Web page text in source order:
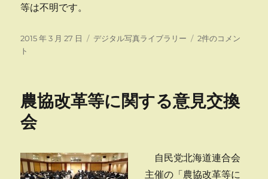
等は不明です。
投
稿
2015 年 3 月 27 日
カ
デジタル写真ライブラリー
月
へ
2件のコメン
ト
農協改革等に関する意見交換
会
自民党北海道連合会
主催の「農協改革等に